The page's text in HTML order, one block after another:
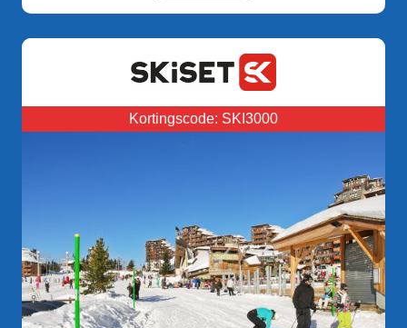
Kortingscode: SKI3000